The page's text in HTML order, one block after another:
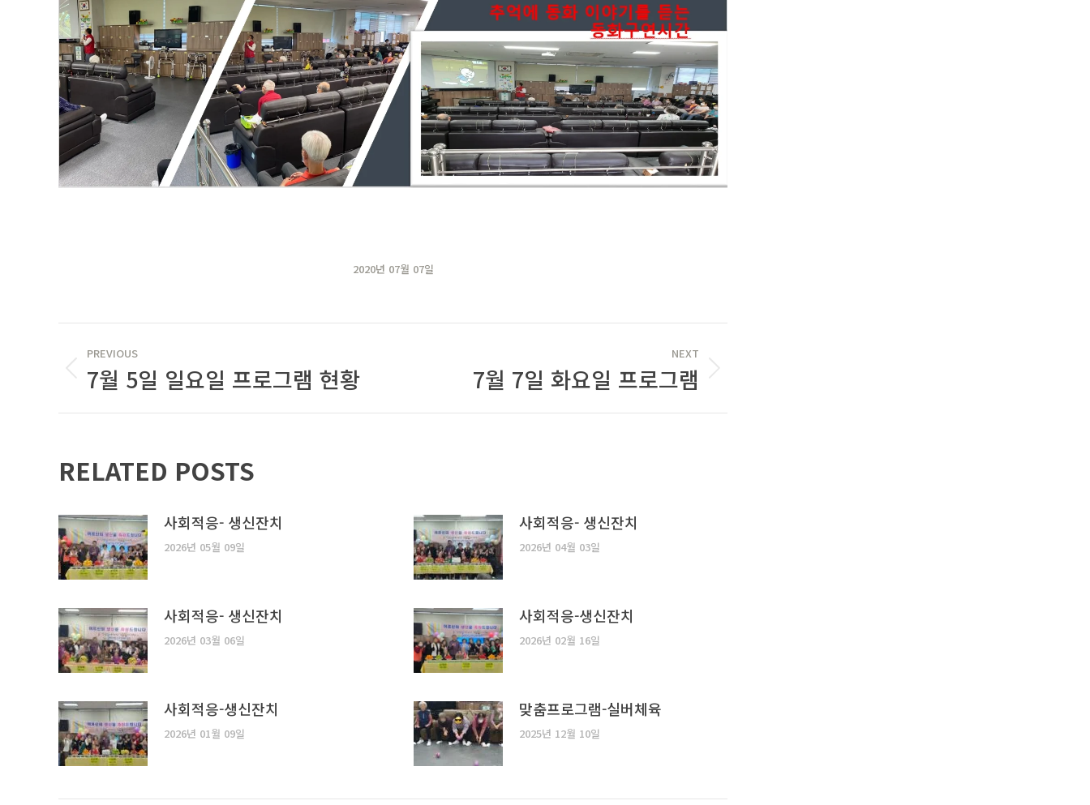
2020년 07월 07일
POST
NAVIGATION
PREVIOUS
Previous
7월 5일 일요일 프로그램 현황
NEXT
7월 7일 화요일 프로그램
RELATED POSTS
사회적응- 생신잔치
2026년 05월 09일
사회적응- 생신잔치
2026년 04월 03일
사회적응- 생신잔치
2026년 03월 06일
사회적응-생신잔치
2026년 02월 16일
사회적응-생신잔치
2026년 01월 09일
맞춤프로그램-실버체육
2025년 12월 10일